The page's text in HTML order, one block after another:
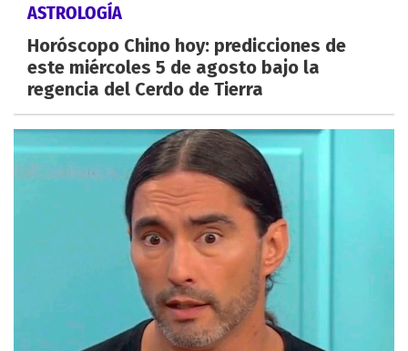
ASTROLOGÍA
Horóscopo Chino hoy: predicciones de
este miércoles 5 de agosto bajo la
regencia del Cerdo de Tierra